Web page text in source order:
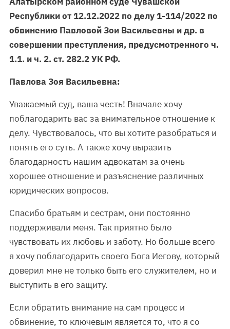
Республики от 12.12.2022 по делу 1-114/2022 по
обвинению Павловой Зои Васильевны и др. в
совершении преступления, предусмотренного ч.
1.1. и ч. 2. ст. 282.2 УК РФ.
Павлова Зоя Васильевна:
Уважаемый суд, ваша честь! Вначале хочу
поблагодарить вас за внимательное отношение к
делу. Чувствовалось, что вы хотите разобраться и
понять его суть. А также хочу выразить
благодарность нашим адвокатам за очень
хорошее отношение и разъяснение различных
юридических вопросов.
Спасибо братьям и сестрам, они постоянно
поддерживали меня. Так приятно было
чувствовать их любовь и заботу. Но больше всего
я хочу поблагодарить своего Бога Иегову, который
доверил мне не только быть его служителем, но и
выступить в его защиту.
Если обратить внимание на сам процесс и
обвинение, то ключевым является то, что я со